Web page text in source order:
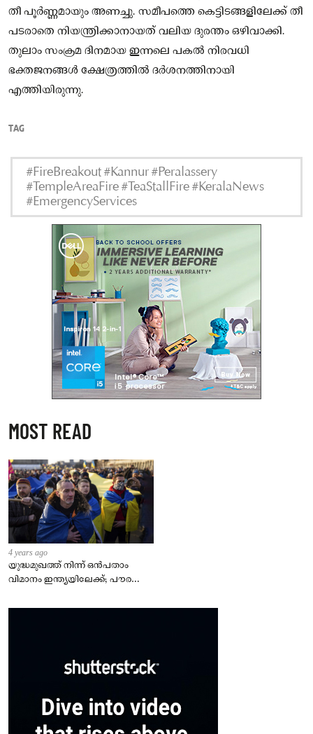
തീ പൂർണ്ണമായും അണച്ചു. സമീപത്തെ കെട്ടിടങ്ങളിലേക്ക് തീ
പടരാതെ നിയന്ത്രിക്കാനായത് വലിയ ദുരന്തം ഒഴിവാക്കി.
തുലാം സംക്രമ ദിനമായ ഇന്നലെ പകൽ നിരവധി
ഭക്തജനങ്ങൾ ക്ഷേത്രത്തിൽ ദർശനത്തിനായി
എത്തിയിരുന്നു.
TAG
#FireBreakout #Kannur #Peralassery
#TempleAreaFire #TeaStallFire #KeralaNews
#EmergencyServices
MOST READ
4 years ago
യുദ്ധമുഖത്ത് നിന്ന് ഒൻപതാം
വിമാനം ഇന്ത്യയിലേക്ക്; പൗരന്മാർ
– കേന്ദ്രം